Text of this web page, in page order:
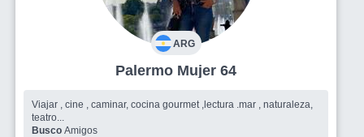
ARG
Palermo Mujer 64
Viajar , cine , caminar, cocina gourmet ,lectura .mar , naturaleza,
teatro...
Busco Amigos